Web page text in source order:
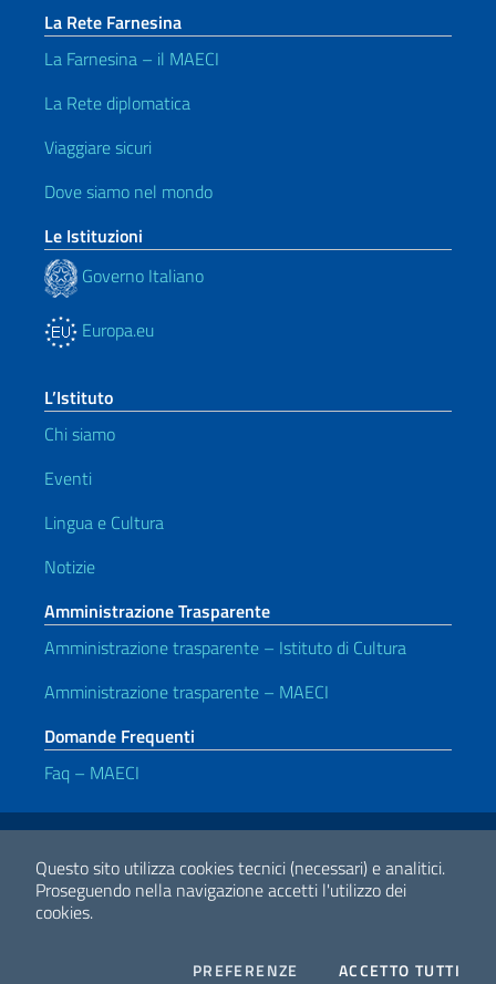
Questo sito utilizza cookies tecnici (necessari) e analitici.
Proseguendo nella navigazione accetti l'utilizzo dei
cookies.
PREFERENZE COOKIESACCETTO TUTTI
La Rete Farnesina
La Farnesina – il MAECI
La Rete diplomatica
Viaggiare sicuri
Dove siamo nel mondo
Le Istituzioni
Governo Italiano
Europa.eu
L’Istituto
Chi siamo
Eventi
Lingua e Cultura
Notizie
Amministrazione Trasparente
Amministrazione trasparente – Istituto di Cultura
Amministrazione trasparente – MAECI
Domande Frequenti
Faq – MAECI
Link Utili